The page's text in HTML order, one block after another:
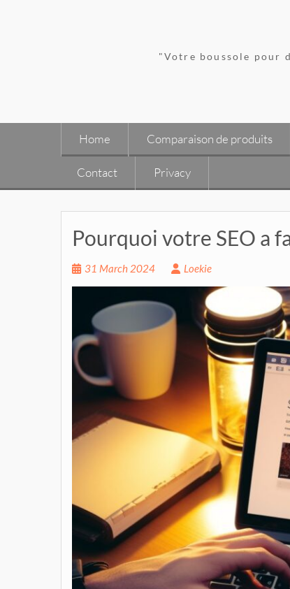
"Votre boussole pour
Home Comparaison de produits
Contact Privacy
Pourquoi votre SEO a
31 March 2024 Loekie